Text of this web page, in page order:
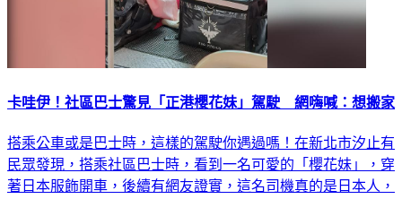
卡哇伊！社區巴士驚見「正港櫻花妹」駕駛 網嗨喊：想搬家
搭乘公車或是巴士時，這樣的駕駛你遇過嗎！在新北市汐止有
民眾發現，搭乘社區巴士時，看到一名可愛的「櫻花妹」，穿
著日本服飾開車，後續有網友證實，這名司機真的是日本人，